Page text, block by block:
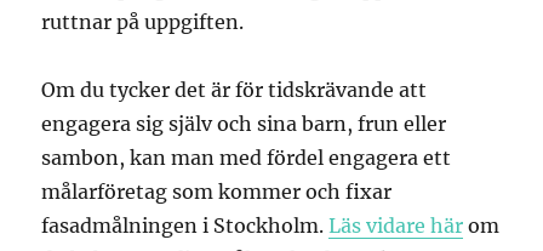
ruttnar på uppgiften.
Om du tycker det är för tidskrävande att
engagera sig själv och sina barn, frun eller
sambon, kan man med fördel engagera ett
målarföretag som kommer och fixar
fasadmålningen i Stockholm.Läs vidare här om